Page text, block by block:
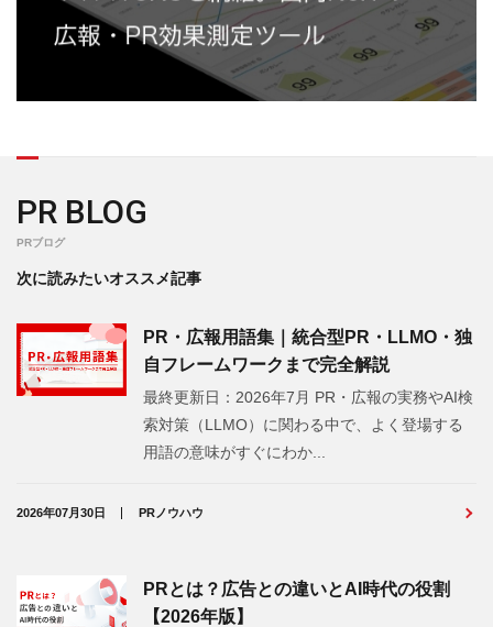
PR BLOG
PRブログ
次に読みたいオススメ記事
PR・広報用語集｜統合型PR・LLMO・独
自フレームワークまで完全解説
最終更新日：2026年7月 PR・広報の実務やAI検
索対策（LLMO）に関わる中で、よく登場する
用語の意味がすぐにわか...
2026年07月30日 PRノウハウ
PRとは？広告との違いとAI時代の役割
【2026年版】